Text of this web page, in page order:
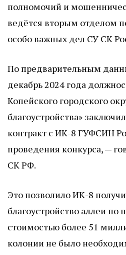
полномочий и
ведётся вторым отделом
особо важных дел СУ СК
По предварительным
декабрь 2024 года
Копейского городского
благоустройства»
контракт с ИК-8 ГУФСИН
проведения конкурса, —
СК РФ.
Это позволило ИК-8
благоустройство аллеи по
стоимостью более 51
колонии не было